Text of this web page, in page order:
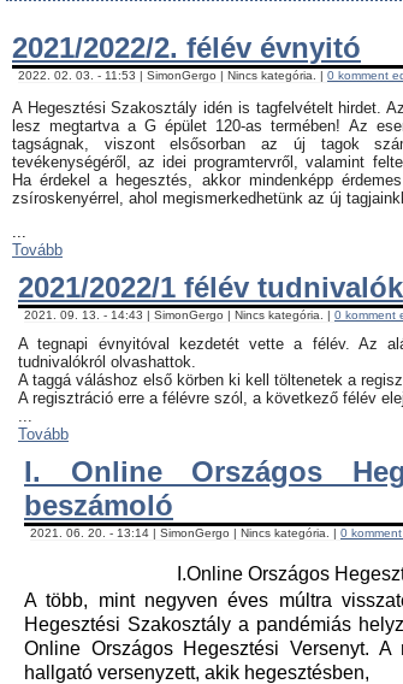
2021/2022/2. félév évnyitó
2022. 02. 03. - 11:53 | SimonGergo | Nincs kategória. | 0 komment
A Hegesztési Szakosztály idén is tagfelvételt hirdet.
lesz megtartva a G épület 120-as termében! Az
tagságnak, viszont elsősorban az új tagok
tevékenységéről, az idei programtervről, valamint
Ha érdekel a hegesztés, akkor mindenképp
zsíroskenyérrel, ahol megismerkedhetünk az új
...
Tovább
2021/2022/1 félév tudnivalók
2021. 09. 13. - 14:43 | SimonGergo | Nincs kategória. | 0 komment
A tegnapi évnyitóval kezdetét vette a félév. Az
tudnivalókról olvashattok.
A taggá váláshoz első körben ki kell töltenetek a
A regisztráció erre a félévre szól, a következő félév
...
Tovább
I. Online Országos
beszámoló
2021. 06. 20. - 13:14 | SimonGergo | Nincs kategória. | 0
I.Online Országos
A több, mint negyven éves múltra
Hegesztési Szakosztály a pandémiás
Online Országos Hegesztési Versenyt.
hallgató versenyzett, akik hegesztésben,